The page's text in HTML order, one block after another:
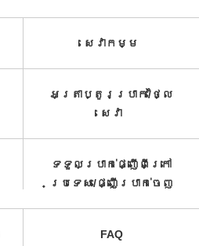
សេវាកម្ម​
អត្រាប្តូរប្រាក់/ថ្លៃ
សេវា​
ទទួលប្រាក់ផ្ញើពីក្រៅ
ប្រទេស/ផ្ញើប្រាក់ចេញ
FAQ